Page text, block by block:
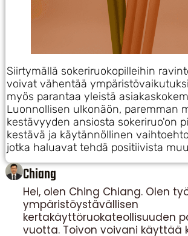
Siirtymällä sokeriruokopilleihin
voivat vähentää
myös parantaa yleistä
Luonnollisen ulkonäön, paremman
kestävyyden ansiosta sokeriruo'on
kestävä ja käytännöllinen
jotka haluavat tehdä positiivista
Chiang
Hei, olen Ching Chiang. Olen
ympäristöystävällisen
kertakäyttöruokateollisuuden
vuotta. Toivon voivani käyttää